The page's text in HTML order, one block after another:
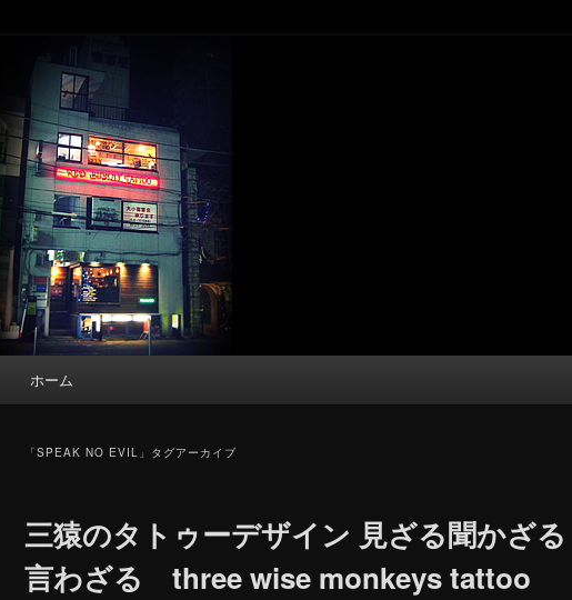
東京 タトゥースタジオ 吉祥寺 Red
Tattoo タトゥーデザイン・タトゥー
タトゥーデザイン・画像の紹介（和彫り・ワンポイント・girl tattoo）
ホーム
「SPEAK NO EVIL 」タグアーカイブ
三猿のタトゥーデザイン 見ざる聞かざる
言わざる three wise monkeys tattoo